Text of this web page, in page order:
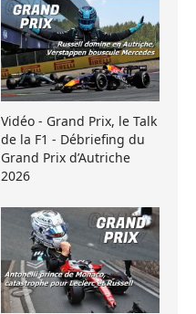
Vidéo - Grand Prix, le Talk
de la F1 - Débriefing du
Grand Prix d’Autriche
2026